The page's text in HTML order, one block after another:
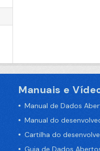
Manuais e
Manual de Dados
Manual do
Cartilha do
Guia de Dados